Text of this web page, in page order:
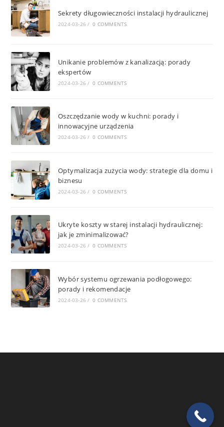
Sekrety długowieczności instalacji hydraulicznej
2024-03-26 / 0 COMMENTS
Unikanie problemów z kanalizacją: porady
ekspertów
2024-03-26 / 0 COMMENTS
Oszczędzanie wody w kuchni: porady i
innowacyjne urządzenia
2024-03-26 / 0 COMMENTS
Optymalizacja zużycia wody: strategie dla domu i
biznesu
2024-03-26 / 0 COMMENTS
Ukryte koszty w starej instalacji hydraulicznej:
jak je zminimalizować?
2024-03-26 / 0 COMMENTS
Wybór systemu ogrzewania podłogowego:
porady i rekomendacje
2024-03-26 / 0 COMMENTS